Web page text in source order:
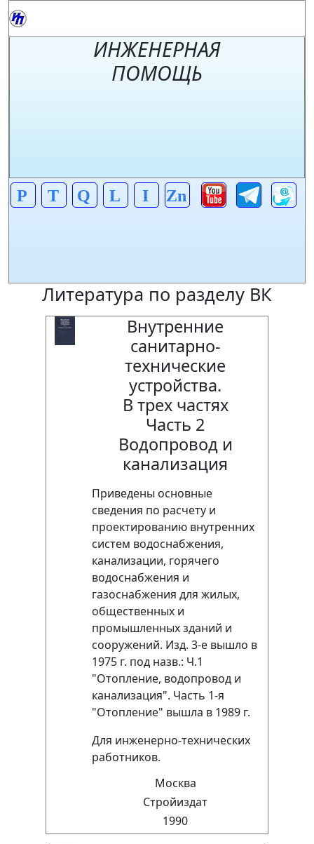
ИНЖЕНЕРНАЯ
ПОМОЩЬ
P T Q L I Zn
Литература по разделу ВК
Внутренние
санитарно-
технические
устройства.
В трех частях
Часть 2
Водопровод и
канализация
Приведены основные
сведения по расчету и
проектированию внутренних
систем водоснабжения,
канализации, горячего
водоснабжения и
газоснабжения для жилых,
общественных и
промышленных зданий и
сооружений. Изд. 3-е вышло в
1975 г. под назв.: Ч.1
"Отопление, водопровод и
канализация". Часть 1-я
"Отопление" вышла в 1989 г.
Для инженерно-технических
работников.
Москва
Стройиздат
1990